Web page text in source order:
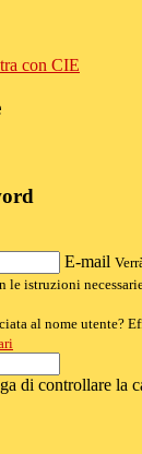
con CIE
E-mail
istruzioni
al nome utente?
di controllare la